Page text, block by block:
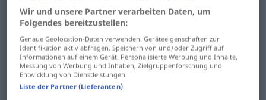
disconformidadf Nichtübereinstimmung
Meinungen
discrepanciaf Nichtübereinstimmung
Wir und unsere Partner verarbeiten Daten, um
Folgendes bereitzustellen:
Genaue Geolocation-Daten verwenden. Geräteeigenschaften zur
Identifikation aktiv abfragen. Speichern von und/oder Zugriff auf
Informationen auf einem Gerät. Personalisierte Werbung und Inhalte,
Messung von Werbung und Inhalten, Zielgruppenforschung und
Entwicklung von Dienstleistungen.
Liste der Partner (Lieferanten)